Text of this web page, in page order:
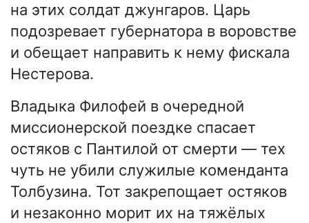
на этих солдат джунгаров. Царь
подозревает губернатора в воровстве
и обещает направить к нему фискала
Нестерова.
Владыка Филофей в очередной
миссионерской поездке спасает
остяков с Пантилой от смерти — тех
чуть не убили служилые коменданта
Толбузина. Тот закрепощает остяков
и незаконно морит их на тяжёлых